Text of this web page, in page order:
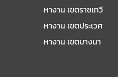
หางาน เขตราชเทวี
หางาน เขตประเวศ
หางาน เขตบางนา